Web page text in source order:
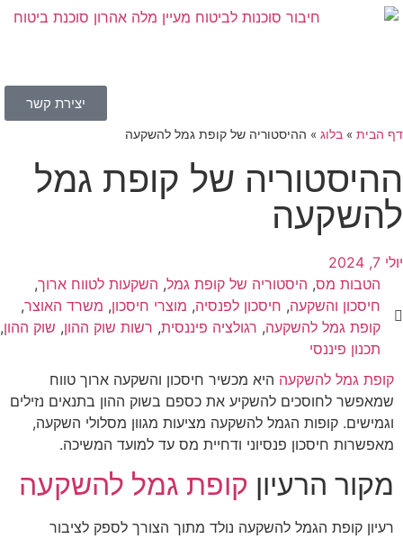
יצירת קשר
בלוג»ההיסטוריה של קופת גמל להשקעה
של קופת גמל
מס,היסטוריה של קופת גמל,השקעות לטווח ארוך,
והשקעה ,חיסכון לפנסיה,מוצרי חיסכון, משרד האוצר,
גמל להשקעה,רגולציה פיננסית ,רשות שוק ההון ,שוק ההון ,
פיננסי
להשקעההיא מכשיר חיסכון והשקעה ארוך טווח
לחוסכים להשקיע את כספם בשוק ההון בתנאים נזילים
קופות הגמל להשקעה מציעות מגוון מסלולי השקעה,
חיסכון פנסיוני ודחיית מס עד למועד המשיכה.
הרעיוןקופת גמל להשקעה
הגמל להשקעה נולד מתוך הצורך לספק לציבור